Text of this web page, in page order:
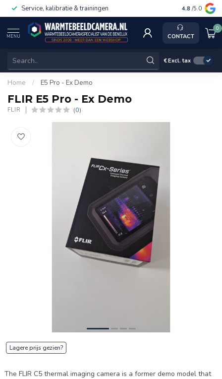
Service, kalibratie & trainingen 4.8 /5.0
MENU CONTACT
0
€Excl. tax
Home / E5 Pro - Ex Demo
FLIR E5 Pro - Ex Demo
FLIR (0)
Lagere prijs gezien?
The FLIR C5 thermal imaging camera is a former demo model that